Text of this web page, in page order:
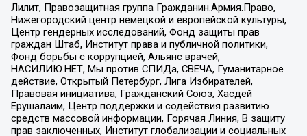
Лилит, Правозащитная группа Гражданин.Армия.Право,
Нижегородский центр немецкой и европейской культуры,
Центр гендерных исследований, Фонд защиты прав
граждан Штаб, Институт права и публичной политики,
Фонд борьбы с коррупцией, Альянс врачей,
НАСИЛИЮ.НЕТ, Мы против СПИДа, СВЕЧА, Гуманитарное
действие, Открытый Петербург, Лига Избирателей,
Правовая инициатива, Гражданский Союз, Хасдей
Ерушалаим, Центр поддержки и содействия развитию
средств массовой информации, Горячая Линия, В защиту
прав заключенных, Институт глобализации и социальных